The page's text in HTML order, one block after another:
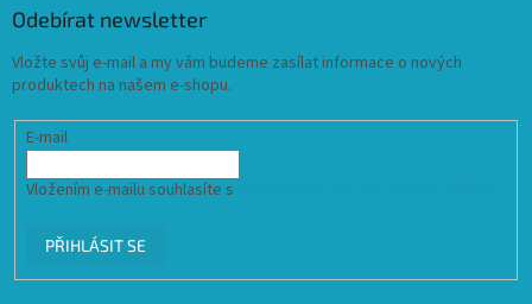
Odebírat newsletter
Vložte svůj e-mail a my vám budeme zasílat informace o nových
produktech na našem e-shopu.
E-mail
Vložením e-mailu souhlasíte s
PŘIHLÁSIT SE